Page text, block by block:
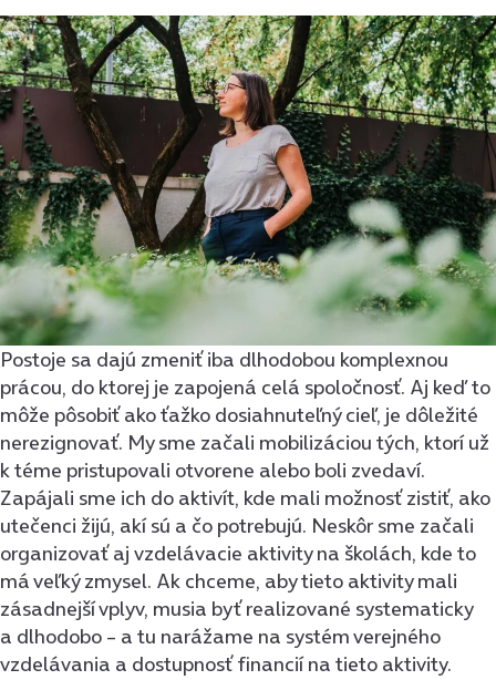
Postoje sa dajú zmeniť iba dlhodobou komplexnou
prácou, do ktorej je zapojená celá spoločnosť. Aj keď to
môže pôsobiť ako ťažko dosiahnuteľný cieľ, je dôležité
nerezignovať. My sme začali mobilizáciou tých, ktorí už
k téme pristupovali otvorene alebo boli zvedaví.
Zapájali sme ich do aktivít, kde mali možnosť zistiť, ako
utečenci žijú, akí sú a čo potrebujú. Neskôr sme začali
organizovať aj vzdelávacie aktivity na školách, kde to
má veľký zmysel. Ak chceme, aby tieto aktivity mali
zásadnejší vplyv, musia byť realizované systematicky
a dlhodobo – a tu narážame na systém verejného
vzdelávania a dostupnosť financií na tieto aktivity.